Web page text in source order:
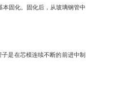
固化。固化后，从玻璃钢管中
是在芯模连续不断的前进中制